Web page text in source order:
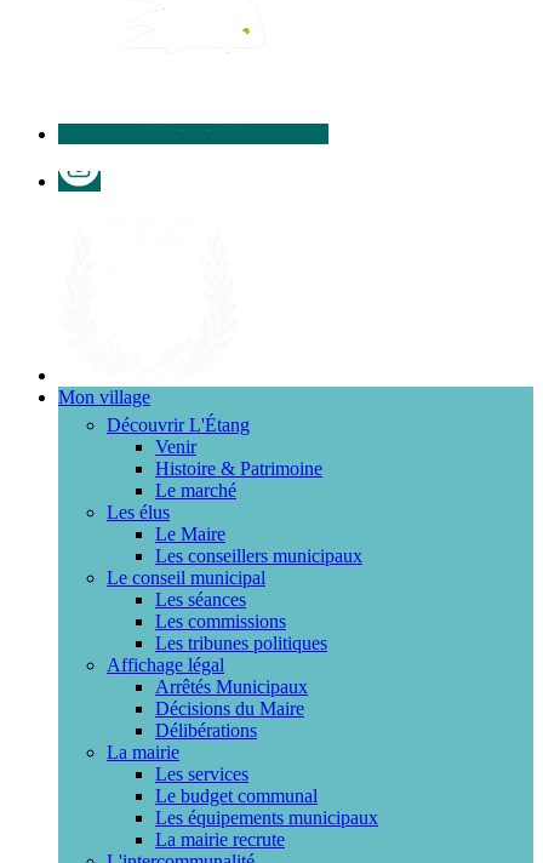
Mon village
Découvrir L'Étang
Venir
Histoire & Patrimoine
Le marché
Les élus
Le Maire
Les conseillers municipaux
Le conseil municipal
Les séances
Les commissions
Les tribunes politiques
Affichage légal
Arrêtés Municipaux
Décisions du Maire
Délibérations
La mairie
Les services
Le budget communal
Les équipements municipaux
La mairie recrute